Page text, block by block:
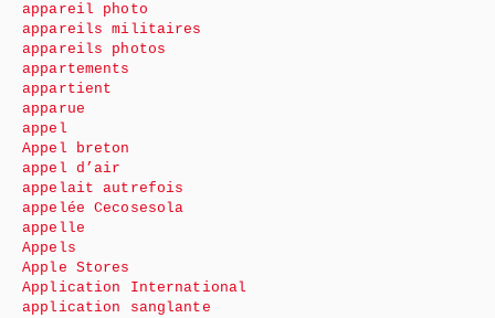
appareil photo
appareils militaires
appareils photos
appartements
appartient
apparue
appel
Appel breton
appel d’air
appelait autrefois
appelée Cecosesola
appelle
Appels
Apple Stores
Application International
application sanglante